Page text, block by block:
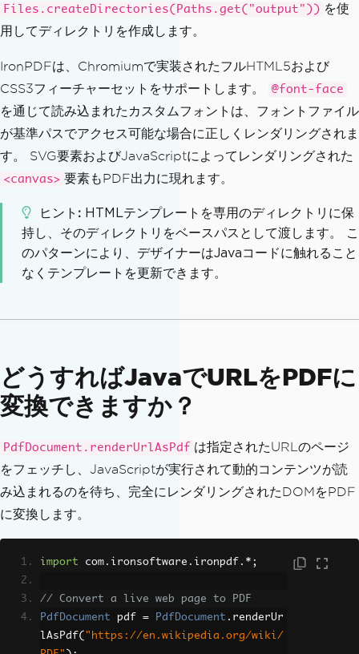
Files.createDirectories(Paths.get("output")) を使
用してディレクトリを作成します。
IronPDFは、Chromiumで実装されたフルHTML5および
CSS3フィーチャーセットをサポートします。
@font-face
を通じて読み込まれたカスタムフォントは、フォントファイル
が基準パスでアクセス可能な場合に正しくレンダリングされま
す。 SVG要素およびJavaScriptによってレンダリングされた
<canvas> 要素もPDF出力に現れます。
ヒント
HTMLテンプレートを専用のディレクトリに保
持し、そのディレクトリをベースパスとして渡します。 こ
のパターンにより、デザイナーはJavaコードに触れること
なくテンプレートを更新できます。
どうすればJavaでURLをPDFに
変換できますか？
PdfDocument.renderUrlAsPdf は指定されたURLのページ
をフェッチし、JavaScriptが実行されて動的コンテンツが読
み込まれるのを待ち、完全にレンダリングされたDOMをPDF
に変換します。
import com . ironsoftware . ironpdf .*;
// Convert a live web page to PDF
PdfDocument pdf = PdfDocument . renderUr
lAsPdf( "https://en.wikipedia.org/wiki/